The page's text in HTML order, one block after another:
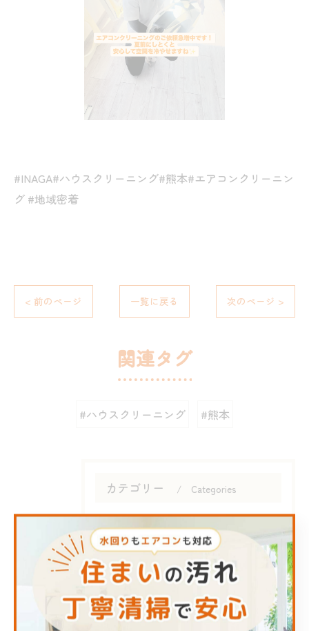
#INAGA#ハウスクリーニング#熊本#エアコンクリーニン
グ #地域密着
< 前のページ 一覧に戻る 次のページ >
関連タグ
#ハウスクリーニング #熊本
カテゴリー Categories
エアコン
キッチン
お風呂
洗面所